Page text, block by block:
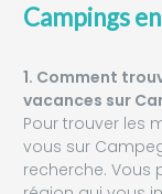
Campings
1. Comment
vacances sur
Pour trouver les
vous sur
recherche. Vous